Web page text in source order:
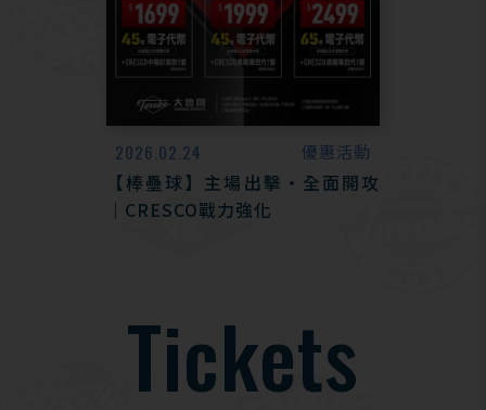
2026.02.24 優惠活動
【棒壘球】主場出擊・全面開攻
｜CRESCO戰力強化
Tickets